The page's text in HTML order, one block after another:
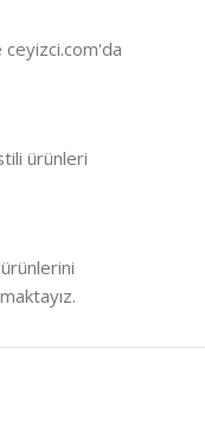
ceyizci.com'da
ürünleri